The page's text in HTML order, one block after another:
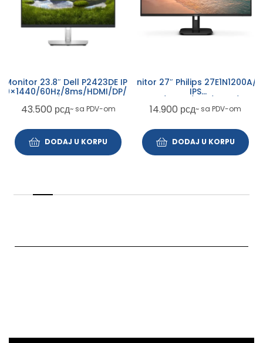
Monitor 23.8″ Dell P2423DE IPS
60Hz/8ms/HDMI/DP/USB-
43.500 рсд~ sa PDV-om
DODAJ U KORPU
Monitor 27″ Philips 27E1N1200A/
IPS
14.900 рсд~ sa PDV-om
DODAJ U KORPU